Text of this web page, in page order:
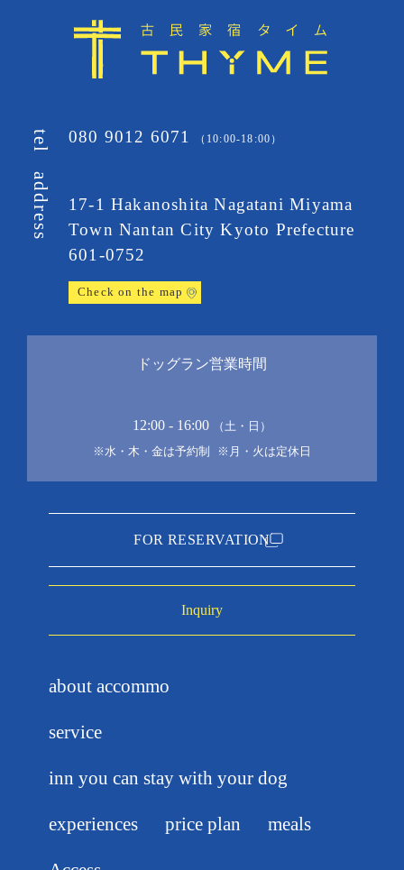
tel 080 9012 6071 （10:00-18:00）
address
17-1 Hakanoshita Nagatani Miyama
Town Nantan City Kyoto Prefecture
601-0752
Check on the map
ドッグラン営業時間
12:00 - 16:00
（土・日）
※水・木・金は予約制
※月・火は定休日
FOR RESERVATION
Inquiry
about accommo
service
inn you can stay with your dog
experiences price plan meals